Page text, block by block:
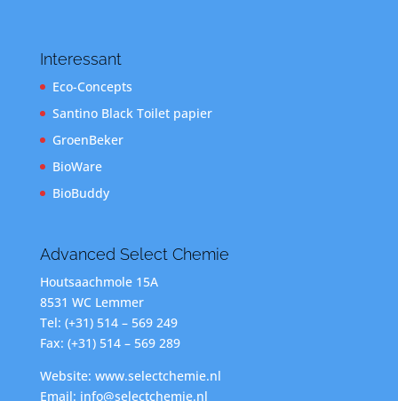
Interessant
Eco-Concepts
Santino Black Toilet papier
GroenBeker
BioWare
BioBuddy
Advanced Select Chemie
Houtsaachmole 15A
8531 WC Lemmer
Tel: (+31) 514 – 569 249
Fax: (+31) 514 – 569 289
Website: www.selectchemie.nl
Email: info@selectchemie.nl